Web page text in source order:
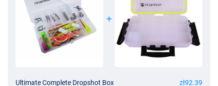
Ultimate Complete Dropshot Box
zł92.39